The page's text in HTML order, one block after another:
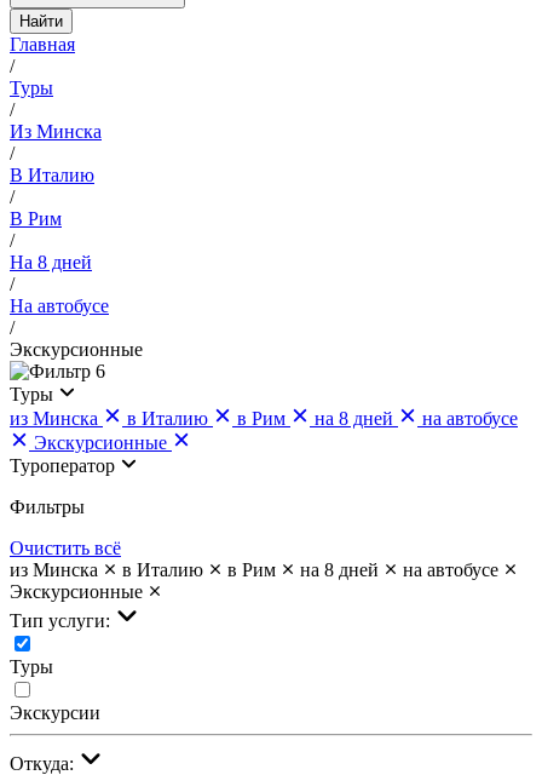
Найти
Главная
/
Туры
/
Из Минска
/
В Италию
/
В Рим
/
На 8 дней
/
На автобусе
/
Экскурсионные
6
Туры
из Минска
в Италию в Рим на 8 дней
на автобусе
Экскурсионные
Туроператор
Фильтры
Очистить всё
из Минска
в Италию в Рим на 8 дней
на автобусе
Экскурсионные
Тип услуги:
Туры
Экскурсии
Откуда: